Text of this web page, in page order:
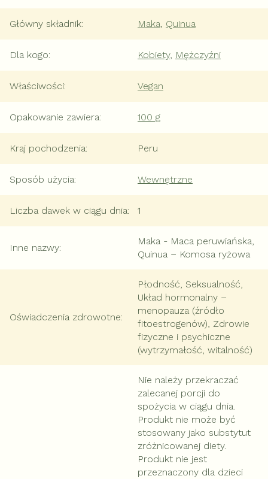
Główny składnik: Maka, Quinua
Dla kogo: Kobiety, Mężczyźni
Właściwości: Vegan
Opakowanie zawiera: 100 g
Kraj pochodzenia: Peru
Sposób użycia: Wewnętrzne
Liczba dawek w ciągu dnia: 1
Inne nazwy:
Maka - Maca peruwiańska,
Quinua – Komosa ryżowa
Oświadczenia zdrowotne:
Płodność, Seksualność,
Układ hormonalny –
menopauza (źródło
fitoestrogenów), Zdrowie
fizyczne i psychiczne
(wytrzymałość, witalność)
Nie należy przekraczać
zalecanej porcji do
spożycia w ciągu dnia.
Produkt nie może być
stosowany jako substytut
zróżnicowanej diety.
Produkt nie jest
przeznaczony dla dzieci